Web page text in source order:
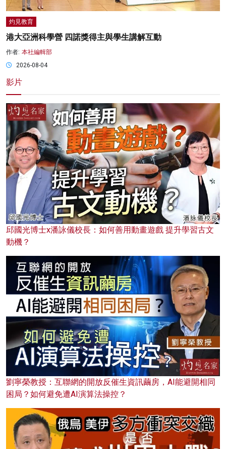
灼見教育
港大亞洲科學營 四諾獎得主與學生講解互動
作者: 本社編輯部
2026-08-04
影片
邱國光博士x潘詠儀校長：如何善用動畫遊戲 提升學習古文
動機？
劉寧榮教授：互聯網的開放反催生資訊繭房，AI能避開相同
困局？如何避免遭AI演算法操控？